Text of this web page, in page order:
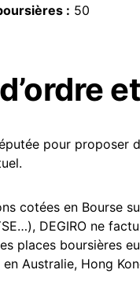
: 50
pour proposer
cotées en Bourse
DEGIRO ne
places boursières
Australie, Hong